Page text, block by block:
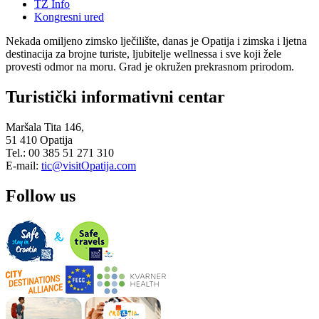
TZ Info
Kongresni ured
Nekada omiljeno zimsko lječilište, danas je Opatija i zimska i ljetna
destinacija za brojne turiste, ljubitelje wellnessa i sve koji žele
provesti odmor na moru. Grad je okružen prekrasnom prirodom.
Turistički informativni centar
Maršala Tita 146,
51 410 Opatija
Tel.: 00 385 51 271 310
E-mail: tic@visitOpatija.com
Follow us